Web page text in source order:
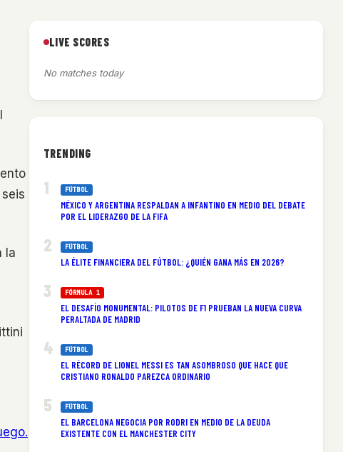
la
LIVE SCORES
No matches today
TRENDING
FÚTBOL
MÉXICO Y ARGENTINA RESPALDAN A INFANTINO EN MEDIO DEL DEBATE
POR EL LIDERAZGO DE LA FIFA
FÚTBOL
LA ÉLITE FINANCIERA DEL FÚTBOL: ¿QUIÉN GANA MÁS EN 2026?
FÓRMULA 1
EL DESAFÍO MONUMENTAL: PILOTOS DE F1 PRUEBAN LA NUEVA CURVA
PERALTADA DE MADRID
FÚTBOL
EL RÉCORD DE LIONEL MESSI ES TAN ASOMBROSO QUE HACE QUE
CRISTIANO RONALDO PAREZCA ORDINARIO
FÚTBOL
EL BARCELONA NEGOCIA POR RODRI EN MEDIO DE LA DEUDA
EXISTENTE CON EL MANCHESTER CITY